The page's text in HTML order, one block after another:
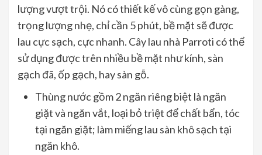
lượng vượt trội. Nó có thiết kế vô cùng gọn gàng,
trọng lượng nhẹ, chỉ cần 5 phút, bề mặt sẽ được
lau cực sạch, cực nhanh. Cây lau nhà Parroti có thể
sử dụng được trên nhiều bề mặt như kính, sàn
gạch đã, ốp gạch, hay sàn gỗ.
Thùng nước gồm 2 ngăn riêng biệt là ngăn
giặt và ngăn vắt, loại bỏ triệt để chất bẩn, tóc
tại ngăn giặt; làm miếng lau sàn khô sạch tại
ngăn khô.